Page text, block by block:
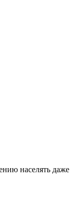
населять даже